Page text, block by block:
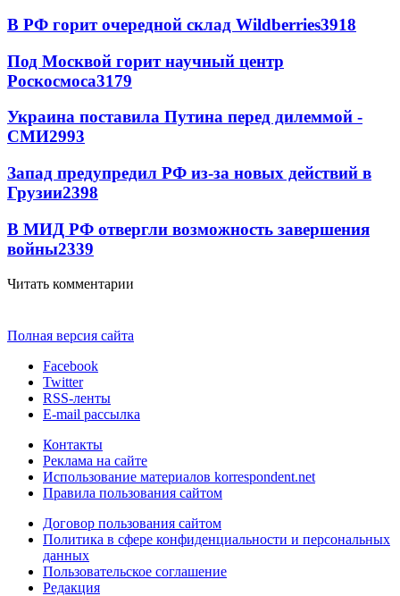
В РФ горит очередной склад Wildberries3918
Под Москвой горит научный центр
Роскосмоса3179
Украина поставила Путина перед дилеммой -
СМИ2993
Запад предупредил РФ из-за новых действий в
Грузии2398
В МИД РФ отвергли возможность завершения
войны2339
Читать комментарии
Полная версия сайта
Facebook
Twitter
RSS-ленты
E-mail рассылка
Контакты
Реклама на сайте
Использование материалов korrespondent.net
Правила пользования сайтом
Договор пользования сайтом
Политика в сфере конфиденциальности и персональных
данных
Пользовательское соглашение
Редакция